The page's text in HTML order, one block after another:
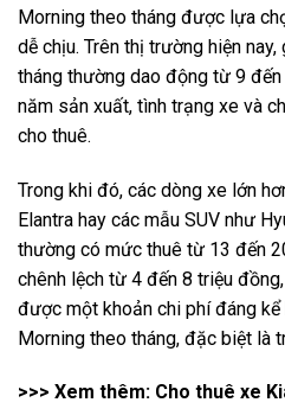
Morning theo tháng được lựa
dễ chịu. Trên thị trường hiện
tháng thường dao động từ 9
năm sản xuất, tình trạng xe và
cho thuê.
Trong khi đó, các dòng xe lớn
Elantra hay các mẫu SUV như
thường có mức thuê từ 13 đến
chênh lệch từ 4 đến 8 triệu
được một khoản chi phí đáng
Morning theo tháng, đặc biệt là
>>> Xem thêm: Cho thuê xe